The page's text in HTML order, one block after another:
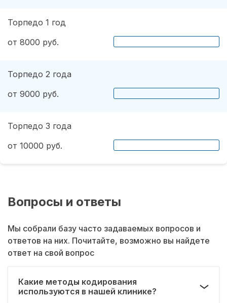
Торпедо 1 год
от 8000 руб.
Торпедо 2 года
от 9000 руб.
Торпедо 3 года
от 10000 руб.
Вопросы и ответы
Мы собрали базу часто задаваемых вопросов и
ответов на них. Почитайте, возможно вы найдете
ответ на свой вопрос
Какие методы кодирования
используются в нашей клинике?